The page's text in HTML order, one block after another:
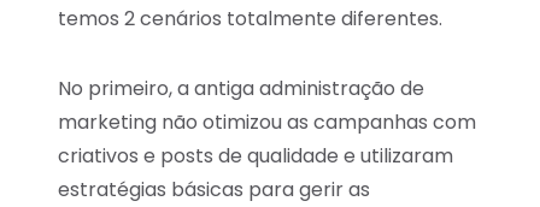
temos 2 cenários totalmente diferentes.
No primeiro, a antiga administração de
marketing não otimizou as campanhas com
criativos e posts de qualidade e utilizaram
estratégias básicas para gerir as